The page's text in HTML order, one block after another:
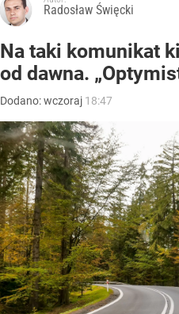
Radosław Święcki
Na taki komunikat
od dawna.
Dodano:wczoraj 18:47